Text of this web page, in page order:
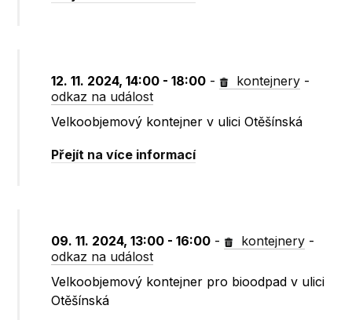
12. 11. 2024, 14:00 - 18:00 - kontejnery -
odkaz na událost
Velkoobjemový kontejner v ulici Otěšínská
Přejít na více informací
09. 11. 2024, 13:00 - 16:00 - kontejnery -
odkaz na událost
Velkoobjemový kontejner pro bioodpad v ulici
Otěšínská